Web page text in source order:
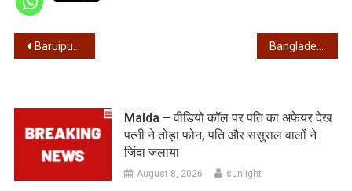
Post
Baruipur – फुटबॉल मैच के विवाद में खूनी खेल; किशोर की चाकू मारकर हत्या
Malda – वीडियो कॉल पर पति का अफेयर देख
पत्नी ने तोड़ा फोन, पति और ससुराल वालों ने
जिंदा जलाया
August 8, 2026 sunlight